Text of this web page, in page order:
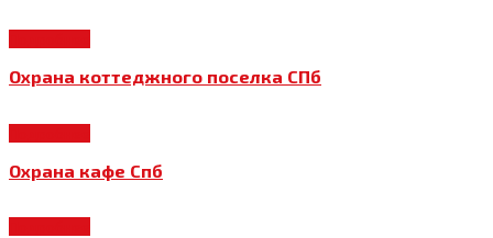
Охрана коттеджного поселка СПб
Охрана кафе Спб